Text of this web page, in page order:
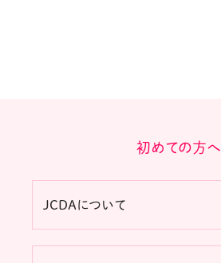
初めての方へ
JCDAについて